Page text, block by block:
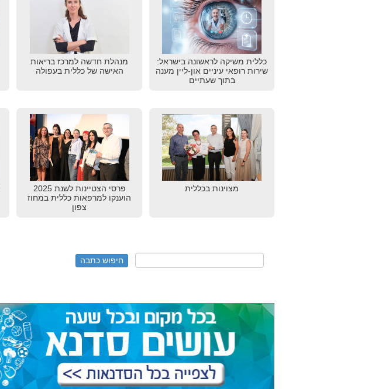
כללית משיקה לראשונה בישראל:
שירות רופאי עיניים און-ליין מענה
בתוך שעתיים
מנהלת חדשה למרכז בריאות
האישה של כללית בעפולה
מצוינות בכללית
פרסי הצטיינות לשנת 2025
הוענקו למרפאות כללית במחוז
צפון